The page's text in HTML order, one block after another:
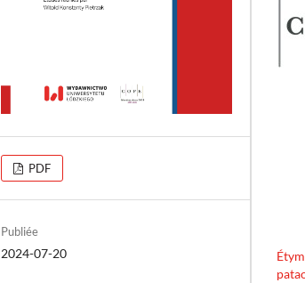
PDF
Publiée
2024-07-20